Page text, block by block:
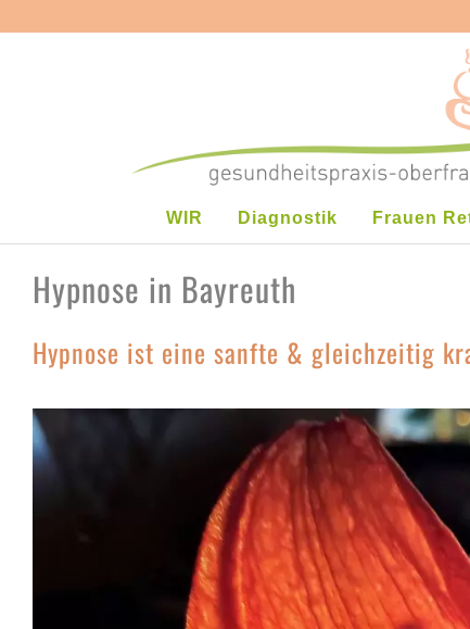
WIR Diagnostik Frauen
Hypnose in Bayreuth
Hypnose ist eine sanfte & gleichzeitig